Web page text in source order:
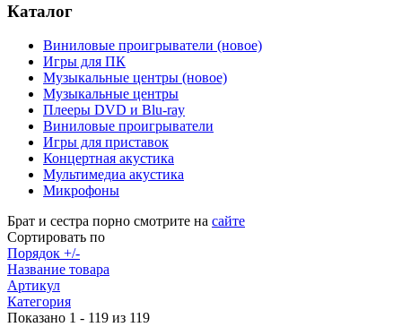
Каталог
Виниловые проигрыватели (новое)
Игры для ПК
Музыкальные центры (новое)
Музыкальные центры
Плееры DVD и Blu-ray
Виниловые проигрыватели
Игры для приставок
Концертная акустика
Мультимедиа акустика
Микрофоны
Брат и сестра порно смотрите на сайте
Сортировать по
Порядок +/-
Название товара
Артикул
Категория
Показано 1 - 119 из 119